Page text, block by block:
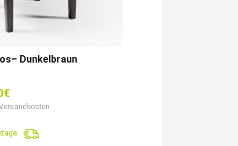
Dunkelbraun
€
Preis
77,90€.